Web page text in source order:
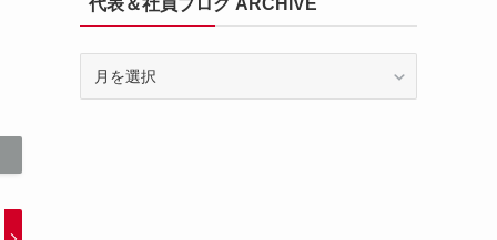
代表＆社員ブログ ARCHIVE